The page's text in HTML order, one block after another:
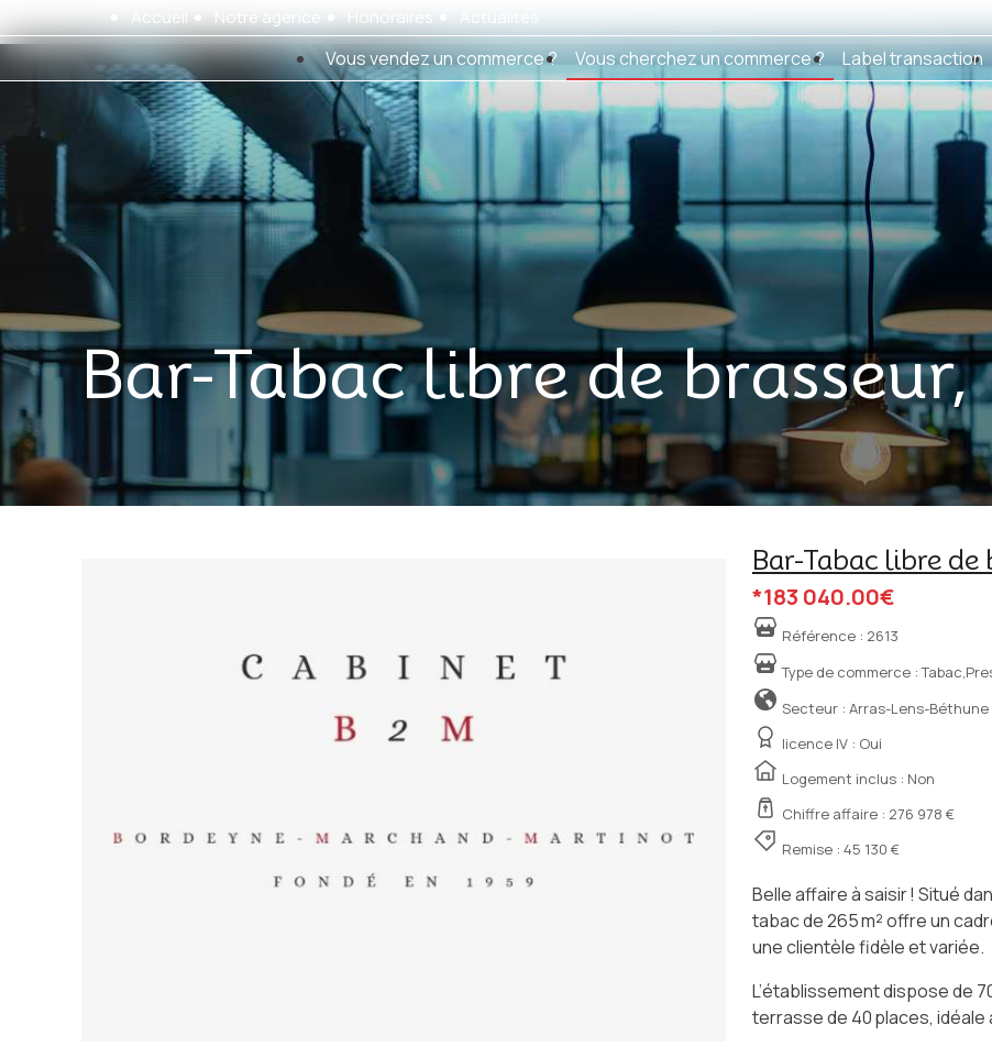
Accueil Notre agence Honoraires Actualités
Vous vendez un commerce ? Vous cherchez un commerce ? Label transaction
Bar-Tabac libre de
Bar-Tabac libre de
*183 040.00€
Référence : 2613
Type de commerce :
Secteur : Arras-Lens-Béthune
licence IV : Oui
Logement inclus : Non
Chiffre affaire : 276 978 €
Remise : 45 130 €
Belle affaire à saisir ! Situé
tabac de 265 m² offre un
une clientèle fidèle et variée.
L’établissement dispose de
terrasse de 40 places,